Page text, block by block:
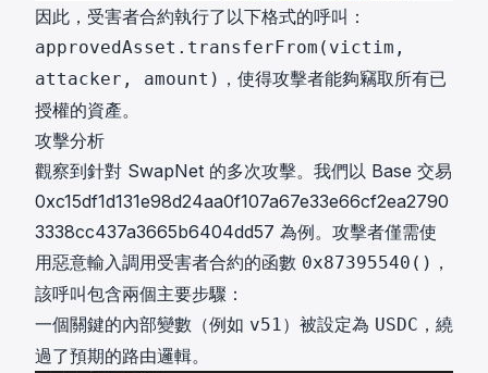
因此，受害者合約執行了以下格式的呼叫：
approvedAsset.transferFrom(victim,
attacker, amount) ，使得攻擊者能夠竊取所有已
授權的資產。
攻擊分析
觀察到針對 SwapNet 的多次攻擊。我們以 Base 交易
0xc15df1d131e98d24aa0f107a67e33e66cf2ea2790
3338cc437a3665b6404dd57 為例。攻擊者僅需使
用惡意輸入調用受害者合約的函數 0x87395540() ，
該呼叫包含兩個主要步驟：
一個關鍵的內部變數（例如 v51 ）被設定為 USDC ，繞
過了預期的路由邏輯。